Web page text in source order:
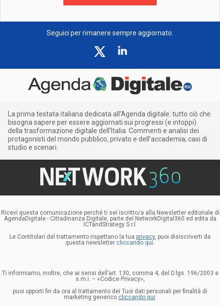
Seguici per rimanere sempre aggiornato:
La prima testata italiana dedicata all’Agenda digitale: tutto ciò che
bisogna sapere per essere aggiornati sui progressi (e intoppi)
della trasformazione digitale dell’Italia. Commenti e analisi dei
protagonisti del mondo pubblico, privato e dell’accademia; casi di
studio e scenari.
Ricevi questa comunicazione perché ti sei iscritto/a alla Newsletter editoriale di
AgendaDigitale - Cittadinanza Digitale, parte del NetworkDigital360 ed edita da
ICTandStrategy S.r.l.
Le Contitolari del trattamento rispettano la tua privacy, puoi disiscriverti da
questa newsletter cliccando qui.
Ti informiamo, inoltre, che ai sensi dell’art. 130, comma 4, del D.lgs. 196/2003 e
s.m.i. – «Codice Privacy»,
puoi opporti fin da ora al trattamento dei Tuoi dati personali per finalità di
marketing generico cliccando qui.